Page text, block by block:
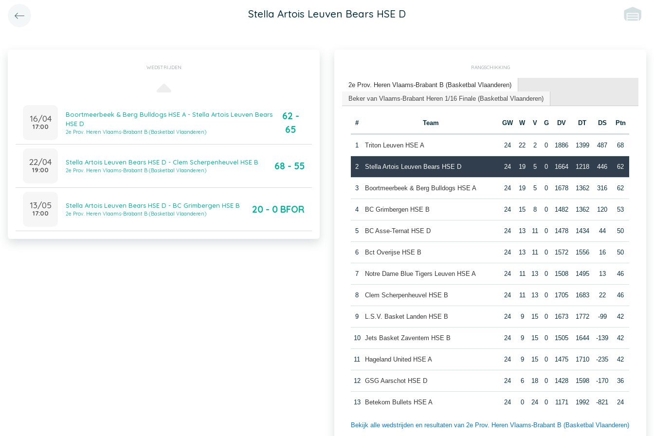
Stella Artois Leuven Bears HSE D
WEDSTRIJDEN
16/04
17:00
Boortmeerbeek & Berg Bulldogs HSE A - Stella Artois Leuven Bears
HSE D
2e Prov. Heren Vlaams-Brabant B (Basketbal Vlaanderen)
62 -
65
22/04
19:00
Stella Artois Leuven Bears HSE D - Clem Scherpenheuvel HSE B
2e Prov. Heren Vlaams-Brabant B (Basketbal Vlaanderen) 68 - 55
13/05
17:00
Stella Artois Leuven Bears HSE D - BC Grimbergen HSE B
2e Prov. Heren Vlaams-Brabant B (Basketbal Vlaanderen) 20 - 0 BFOR
RANGSCHIKKING
2e Prov. Heren Vlaams-Brabant B (Basketbal Vlaanderen)
Beker van Vlaams-Brabant Heren 1/16 Finale (Basketbal Vlaanderen)
# Team GW W V G DV DT DS Ptn
1 Triton Leuven HSE A 24 22 2 0 1886 1399 487 68
2 Stella Artois Leuven Bears HSE D 24 19 5 0 1664 1218 446 62
3 Boortmeerbeek & Berg Bulldogs HSE A 24 19 5 0 1678 1362 316 62
4 BC Grimbergen HSE B 24 15 8 0 1482 1362 120 53
5 BC Asse-Ternat HSE D 24 13 11 0 1478 1434 44 50
6 Bct Overijse HSE B 24 13 11 0 1572 1556 16 50
7 Notre Dame Blue Tigers Leuven HSE A 24 11 13 0 1508 1495 13 46
8 Clem Scherpenheuvel HSE B 24 11 13 0 1705 1683 22 46
9 L.S.V. Basket Landen HSE B 24 9 15 0 1673 1772 -99 42
10 Jets Basket Zaventem HSE B 24 9 15 0 1505 1644 -139 42
11 Hageland United HSE A 24 9 15 0 1475 1710 -235 42
12 GSG Aarschot HSE D 24 6 18 0 1428 1598 -170 36
13 Betekom Bullets HSE A 24 0 24 0 1171 1992 -821 24
Bekijk alle wedstrijden en resultaten van 2e Prov. Heren Vlaams-Brabant B (Basketbal Vlaanderen)